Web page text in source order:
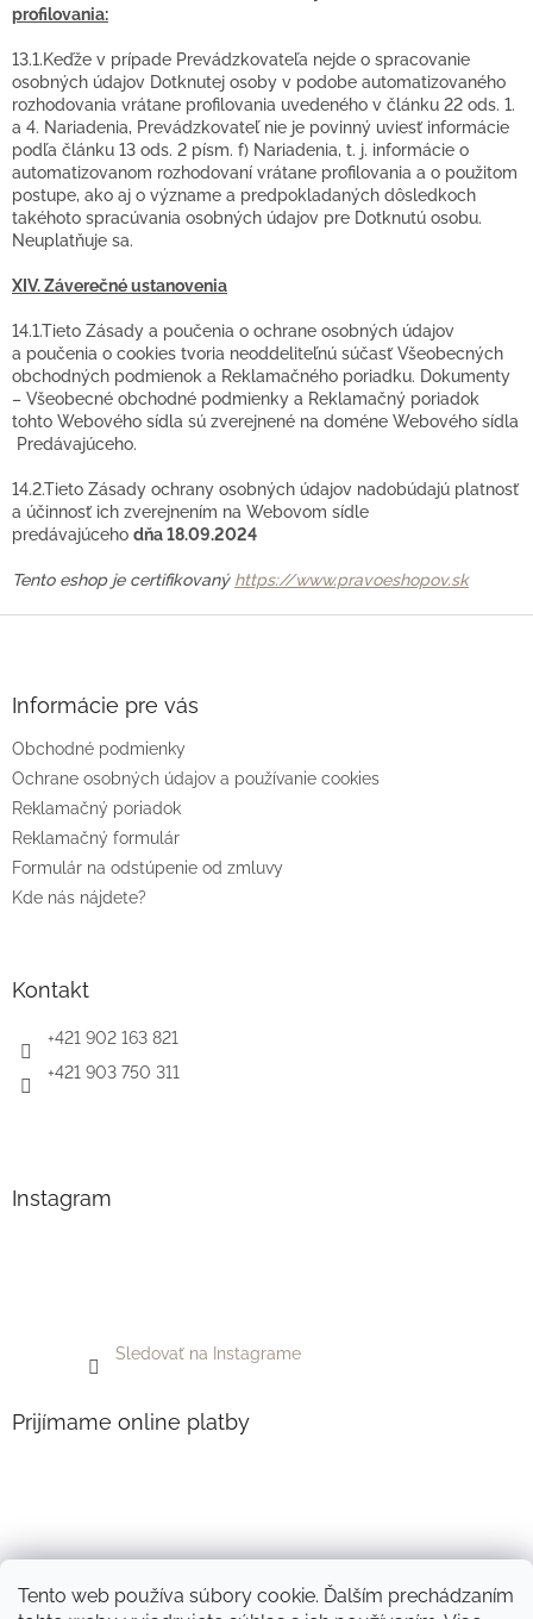
Tento web používa súbory cookie. Ďalším prechádzaním
profilovania:
13.1.Keďže v prípade Prevádzkovateľa nejde o spracovanie
osobných údajov Dotknutej osoby v podobe automatizovaného
rozhodovania vrátane profilovania uvedeného v článku 22 ods. 1.
a 4. Nariadenia, Prevádzkovateľ nie je povinný uviesť informácie
podľa článku 13 ods. 2 písm. f) Nariadenia, t. j. informácie o
automatizovanom rozhodovaní vrátane profilovania a o použitom
postupe, ako aj o význame a predpokladaných dôsledkoch
takéhoto spracúvania osobných údajov pre Dotknutú osobu.
Neuplatňuje sa.
XIV. Záverečné ustanovenia
14.1.Tieto Zásady a poučenia o ochrane osobných údajov
a poučenia o cookies tvoria neoddeliteľnú súčasť Všeobecných
obchodných podmienok a Reklamačného poriadku. Dokumenty
– Všeobecné obchodné podmienky a Reklamačný poriadok
tohto Webového sídla sú zverejnené na doméne Webového sídla
Predávajúceho.
14.2.Tieto Zásady ochrany osobných údajov nadobúdajú platnosť
a účinnosť ich zverejnením na Webovom sídle
predávajúceho dňa 18.09.2024
Tento eshop je certifikovaný https://www.pravoeshopov.sk
e
Informácie pre vás
Obchodné podmienky
Ochrane osobných údajov a používanie cookies
Reklamačný poriadok
Reklamačný formulár
Formulár na odstúpenie od zmluvy
Kde nás nájdete?
Kontakt
+421 902 163 821
+421 903 750 311
Instagram
Sledovať na Instagrame
Prijímame online platby